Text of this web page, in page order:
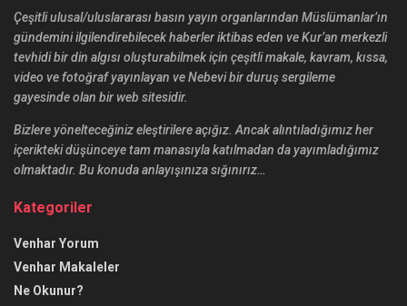
Çeşitli ulusal/uluslararası basın yayın organlarından Müslümanlar’ın
gündemini ilgilendirebilecek haberler iktibas eden ve Kur’an merkezli
tevhidi bir din algısı oluşturabilmek için çeşitli makale, kavram, kıssa,
video ve fotoğraf yayınlayan ve Nebevi bir duruş sergileme
gayesinde olan bir web sitesidir.
Bizlere yönelteceğiniz eleştirilere açığız. Ancak alıntıladığımız her
içerikteki düşünceye tam manasıyla katılmadan da yayımladığımız
olmaktadır. Bu konuda anlayışınıza sığınırız…
Kategoriler
Venhar Yorum
Venhar Makaleler
Ne Okunur?